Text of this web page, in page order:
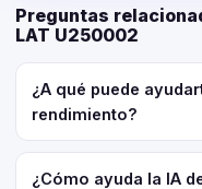
Preguntas
LAT U250002
¿A qué puede
rendimiento?
¿Cómo ayuda la IA